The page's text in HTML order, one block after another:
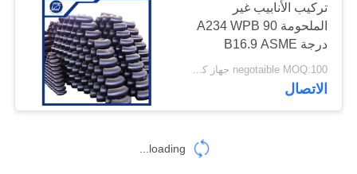
تركيب الأنابيب غير
الملحومة A234 WPB 90
درجة B16.9 ASME
Buttweld غير الملحومة
negotaible MOQ:100 جهاز كمبيوتر شخصى
الاتصال
loading...